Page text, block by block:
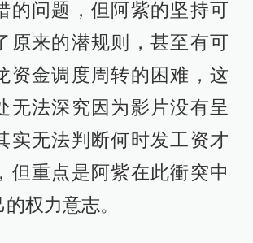
的问题，但阿紫的坚持可
原来的潜规则，甚至有可
资金调度周转的困难，这
无法深究因为影片没有呈
实无法判断何时发工资才
但重点是阿紫在此衝突中
权力意志。